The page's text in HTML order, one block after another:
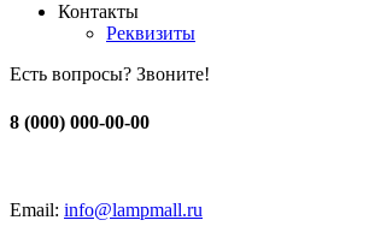
Контакты
Реквизиты
Есть вопросы? Звоните!
8 (000) 000-00-00
Email: info@lampmall.ru